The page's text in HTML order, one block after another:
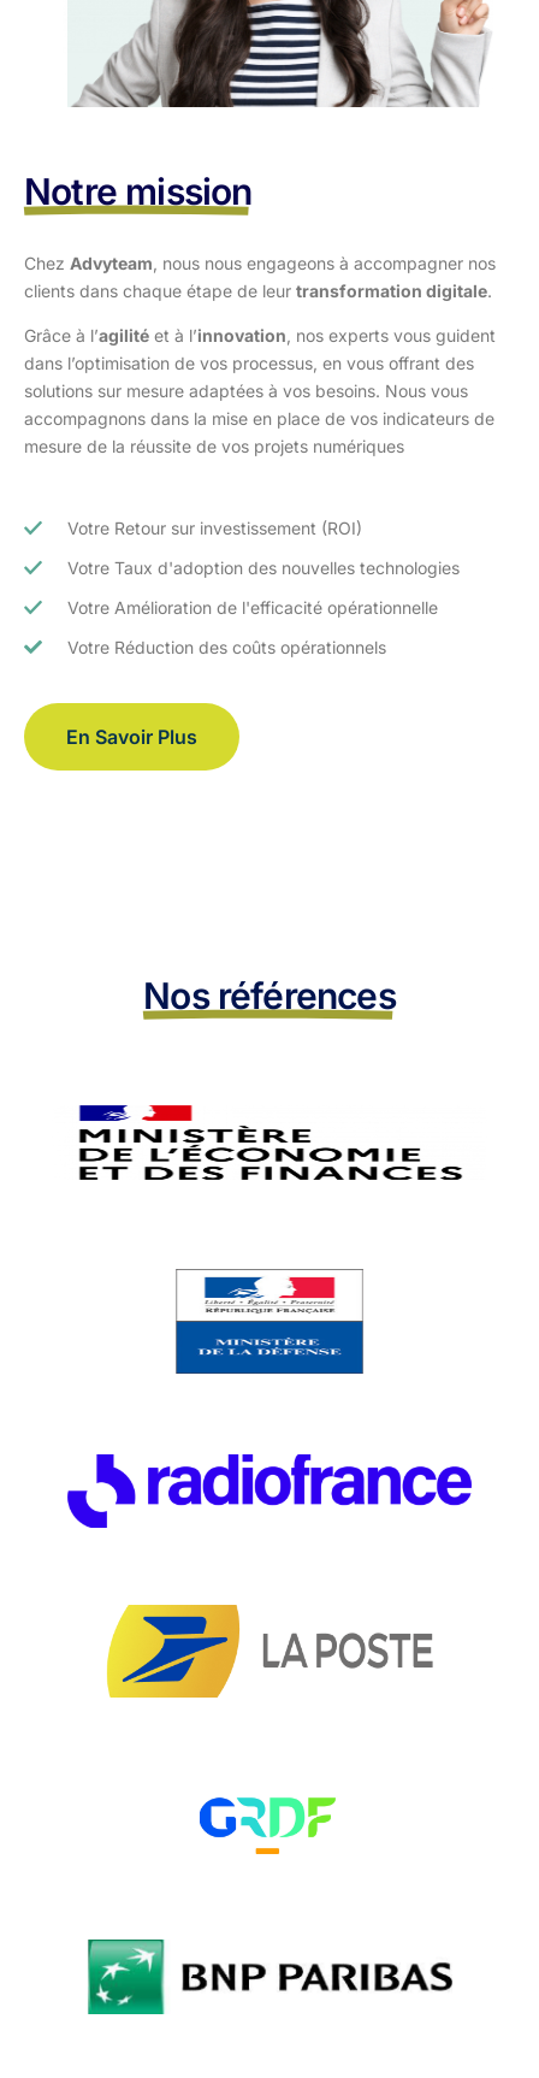
Notre mission
Chez Advyteam , nous nous engageons à accompagner nos
clients dans chaque étape de leur transformation digitale.
Grâce à l’agilité et à l’innovation , nos experts vous guident
dans l’optimisation de vos processus, en vous offrant des
solutions sur mesure adaptées à vos besoins. Nous vous
accompagnons dans la mise en place de vos indicateurs de
mesure de la réussite de vos projets numériques
Votre Retour sur investissement (ROI)
Votre Taux d'adoption des nouvelles technologies
Votre Amélioration de l'efficacité opérationnelle
Votre Réduction des coûts opérationnels
En Savoir Plus
Nos références